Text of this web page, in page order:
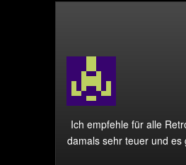
Ich empfehle für alle
damals sehr teuer und